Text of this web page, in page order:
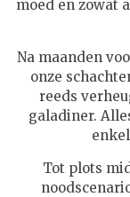
moed en zowat
Na maanden
onze
reeds
galadiner.
Tot plots